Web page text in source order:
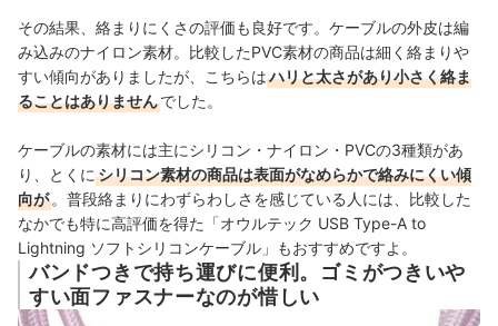
その結果、絡まりにくさの評価も良好です。ケーブルの外皮は編
み込みのナイロン素材。比較したPVC素材の商品は細く絡まりや
すい傾向がありましたが、こちらはハリと太さがあり小さく絡ま
ることはありませんでした。
ケーブルの素材には主にシリコン・ナイロン・PVCの3種類があ
り、とくに シリコン素材の商品は表面がなめらかで絡みにくい傾
向が 。普段絡まりにわずらわしさを感じている人には、比較した
なかでも特に高評価を得た「オウルテック USB Type-A to
Lightning ソフトシリコンケーブル」もおすすめですよ。
バンドつきで持ち運びに便利。ゴミがつきいや
すい面ファスナーなのが惜しい